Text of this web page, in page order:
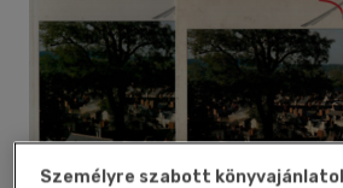
Személyre szabott